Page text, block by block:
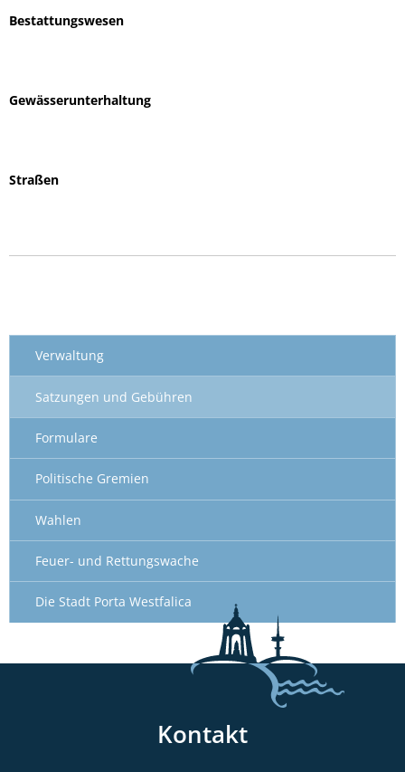
Bestattungswesen
Gewässerunterhaltung
Straßen
Verwaltung
Satzungen und Gebühren
Formulare
Politische Gremien
Wahlen
Feuer- und Rettungswache
Die Stadt Porta Westfalica
Kontakt